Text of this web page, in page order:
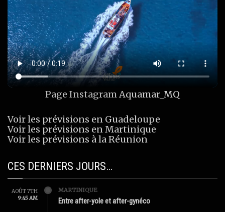
Page InstagramAquamar_MQ
Voir les prévisions en Guadeloupe
Voir les prévisions en Martinique
Voir les prévisions à la Réunion
CES DERNIERS JOURS…
AOÛT 7TH
9:45 AM
MARTINIQUE
Entre after-yole et after-gynéco